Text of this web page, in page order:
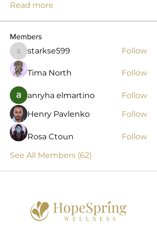
Read more
Members
starkse599
starkse599 Follow
Tima North Follow
anryha elmartino
Follow
Henry Pavlenko
Follow
Rosa Ctoun
Follow
See All Members (62)